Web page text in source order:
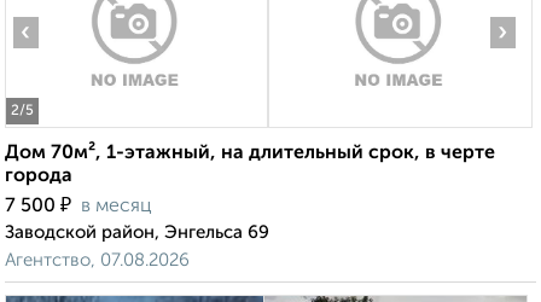
2/5
‹ ›
Дом 70м², 1-этажный, на длительный срок, в черте
города
7 500 ₽ в месяц
Заводской район, Энгельса 69
Агентство, 07.08.2026